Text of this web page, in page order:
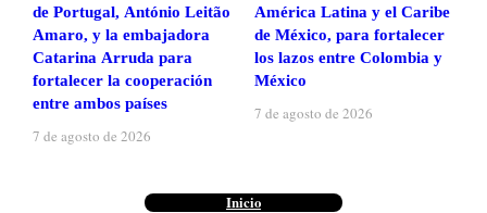
de Portugal, António Leitão
Amaro, y la embajadora
Catarina Arruda para
fortalecer la cooperación
entre ambos países
7 de agosto de 2026
América Latina y el Caribe
de México, para fortalecer
los lazos entre Colombia y
México
7 de agosto de 2026
Inicio